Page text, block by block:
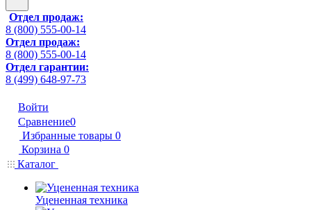
Отдел продаж:
8 (800) 555-00-14
Отдел продаж:
8 (800) 555-00-14
Отдел гарантии:
8 (499) 648-97-73
Войти
Сравнение0
Избранные товары 0
Корзина 0
Каталог
Уцененная техника